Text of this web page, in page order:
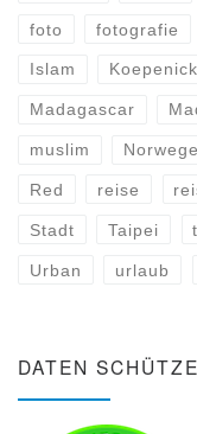
foto fotografie
Islam Koepenick
Madagascar
muslim
Red reise
Stadt Taipei
Urban urlaub
DATEN